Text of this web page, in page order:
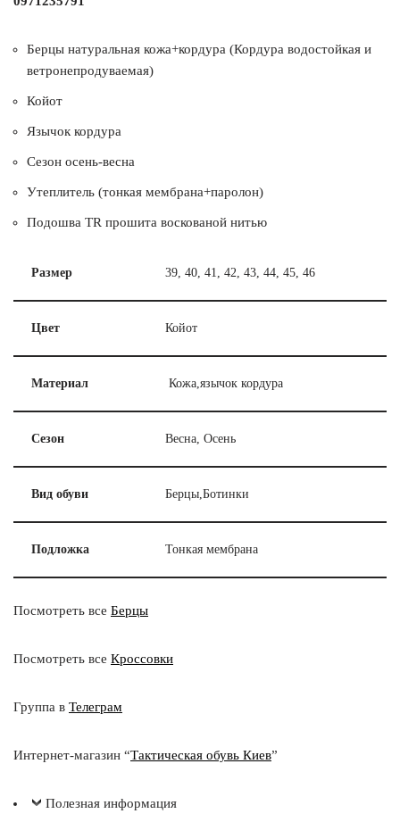
Берцы натуральная кожа+кордура (Кордура водостойкая и
ветронепродуваемая)
Койот
Язычок кордура
Сезон осень-весна
Утеплитель (тонкая мембрана+паролон)
Подошва TR прошита воскованой нитью
Размер 39, 40, 41, 42, 43, 44, 45, 46
Цвет Койот
Материал Кожа,язычок кордура
Сезон Весна, Осень
Вид обуви Берцы,Ботинки
Подложка Тонкая мембрана
Посмотреть все Берцы
Посмотреть все Кроссовки
Группа в Телеграм
Интернет-магазин “Тактическая обувь Киев”
Полезная информация